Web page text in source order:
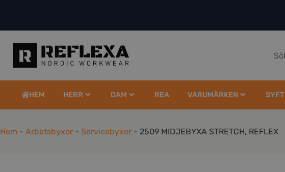
HEM HERR DAM REA VARUMÄRKEN
Hem - Arbetsbyxor - Servicebyxor - 2509 MIDJEBYXA STRETCH, REFLEX